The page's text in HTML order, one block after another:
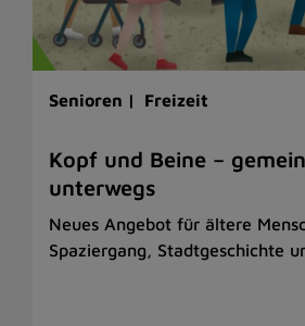
Senioren | Freizeit
Kopf und Beine –
unterwegs
Neues Angebot für ältere
Spaziergang, Stadtgeschichte